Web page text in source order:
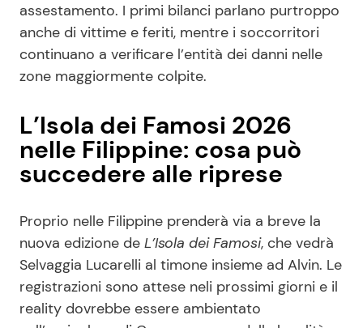
assestamento. I primi bilanci parlano purtroppo
anche di vittime e feriti, mentre i soccorritori
continuano a verificare l’entità dei danni nelle
zone maggiormente colpite.
L’Isola dei Famosi 2026
nelle Filippine: cosa può
succedere alle riprese
Proprio nelle Filippine prenderà via a breve la
nuova edizione de L’Isola dei Famosi, che vedrà
Selvaggia Lucarelli al timone insieme ad Alvin. Le
registrazioni sono attese neli prossimi giorni e il
reality dovrebbe essere ambientato